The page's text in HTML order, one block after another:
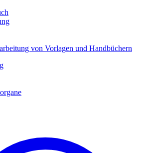
von Vorlagen und Handbüchern